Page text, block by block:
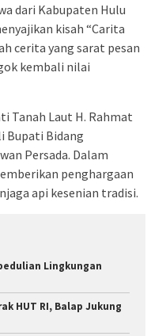
dari Kabupaten Hulu
kisah “Carita
cerita yang sarat pesan
kembali nilai
Tanah Laut H. Rahmat
Bupati Bidang
Persada. Dalam
penghargaan
api kesenian tradisi.
Lingkungan
HUT RI, Balap Jukung